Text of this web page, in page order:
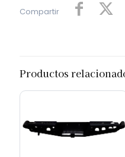
Compartir
Productos